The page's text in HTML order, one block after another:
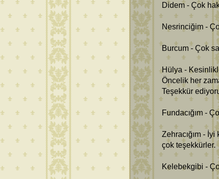
Didem - Çok
Nesrinciğim -
Burcum - Çok
Hülya -
Öncelik her
Teşekkür
Fundacığım -
Zehracığım -
çok teşekkürler.
Kelebekgibi -